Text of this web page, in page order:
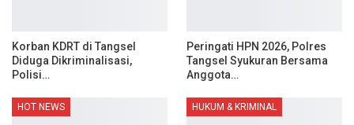
Korban KDRT di Tangsel
Diduga Dikriminalisasi,
Polisi…
Peringati HPN 2026, Polres
Tangsel Syukuran Bersama
Anggota…
HOT NEWS HUKUM & KRIMINAL